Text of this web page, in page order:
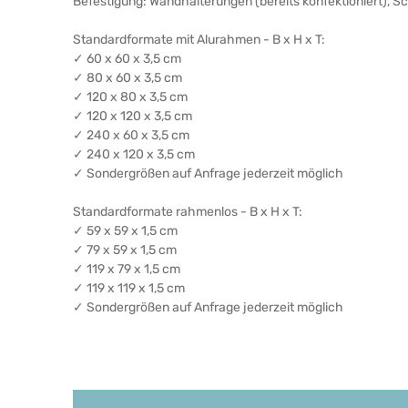
Standardformate mit Alurahmen - B x H x T:
✓ 60 x 60 x 3,5 cm
✓ 80 x 60 x 3,5 cm
✓ 120 x 80 x 3,5 cm
✓ 120 x 120 x 3,5 cm
✓ 240 x 60 x 3,5 cm
✓ 240 x 120 x 3,5 cm
✓ Sondergrößen auf Anfrage jederzeit möglich
Standardformate rahmenlos - B x H x T:
✓ 59 x 59 x 1,5 cm
✓ 79 x 59 x 1,5 cm
✓ 119 x 79 x 1,5 cm
✓ 119 x 119 x 1,5 cm
✓ Sondergrößen auf Anfrage jederzeit möglich